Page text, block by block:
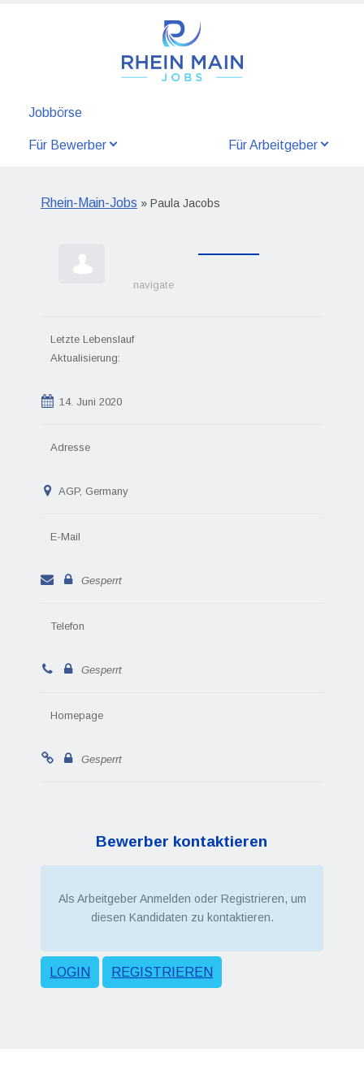
Jobbörse
Für Bewerber Für Arbeitgeber
Rhein-Main-Jobs » Paula Jacobs
navigate
Letzte Lebenslauf
Aktualisierung:
14. Juni 2020
Adresse
AGP, Germany
E-Mail
Gesperrt
Telefon
Gesperrt
Homepage
Gesperrt
Bewerber kontaktieren
Als Arbeitgeber Anmelden oder Registrieren, um
diesen Kandidaten zu kontaktieren.
LOGIN REGISTRIEREN